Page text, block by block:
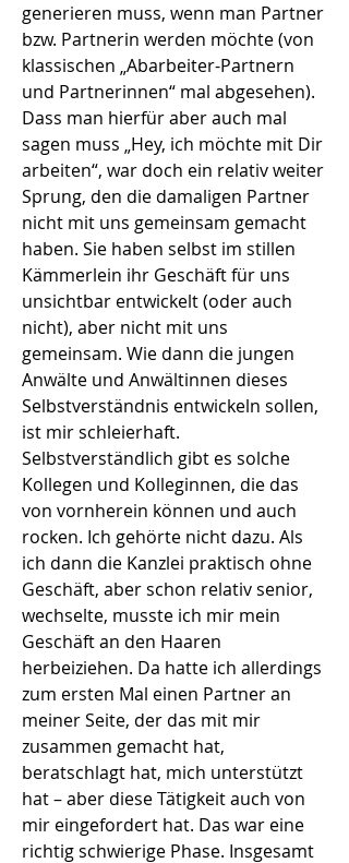
generieren muss, wenn man Partner
bzw. Partnerin werden möchte (von
klassischen „Abarbeiter-Partnern
und Partnerinnen“ mal abgesehen).
Dass man hierfür aber auch mal
sagen muss „Hey, ich möchte mit Dir
arbeiten“, war doch ein relativ weiter
Sprung, den die damaligen Partner
nicht mit uns gemeinsam gemacht
haben. Sie haben selbst im stillen
Kämmerlein ihr Geschäft für uns
unsichtbar entwickelt (oder auch
nicht), aber nicht mit uns
gemeinsam. Wie dann die jungen
Anwälte und Anwältinnen dieses
Selbstverständnis entwickeln sollen,
ist mir schleierhaft.
Selbstverständlich gibt es solche
Kollegen und Kolleginnen, die das
von vornherein können und auch
rocken. Ich gehörte nicht dazu. Als
ich dann die Kanzlei praktisch ohne
Geschäft, aber schon relativ senior,
wechselte, musste ich mir mein
Geschäft an den Haaren
herbeiziehen. Da hatte ich allerdings
zum ersten Mal einen Partner an
meiner Seite, der das mit mir
zusammen gemacht hat,
beratschlagt hat, mich unterstützt
hat – aber diese Tätigkeit auch von
mir eingefordert hat. Das war eine
richtig schwierige Phase. Insgesamt